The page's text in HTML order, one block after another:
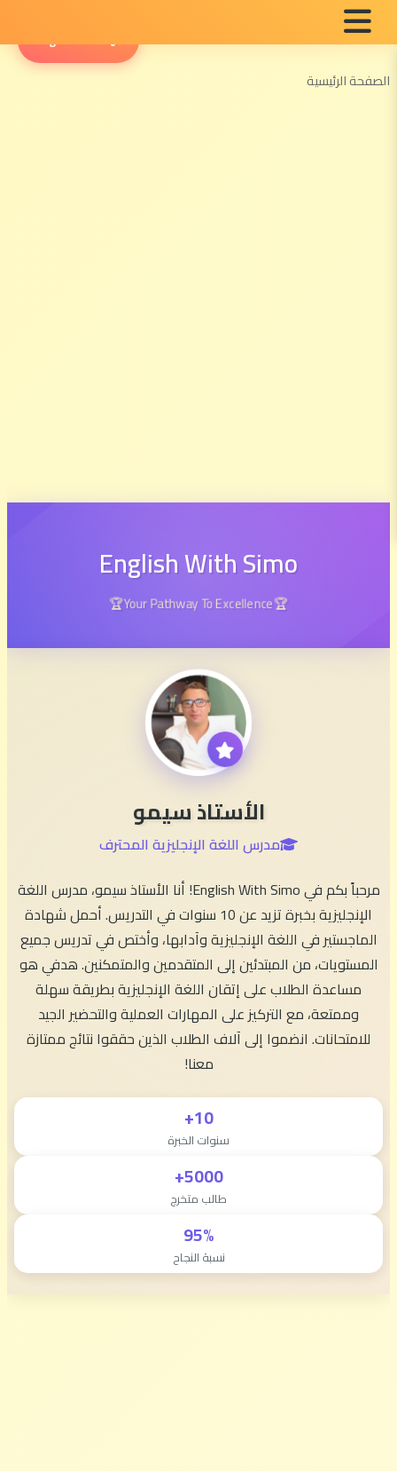
الصفحة الرئيسية
English Radio
English With Simo
🏆Your Pathway To Excellence🏆
الأستاذ سيمو
مدرس اللغة الإنجليزية المحترف
مرحباً بكم في English With Simo! أنا الأستاذ سيمو، مدرس اللغة
الإنجليزية بخبرة تزيد عن 10 سنوات في التدريس. أحمل شهادة
الماجستير في اللغة الإنجليزية وآدابها، وأختص في تدريس جميع
المستويات، من المبتدئين إلى المتقدمين والمتمكنين. هدفي هو
مساعدة الطلاب على إتقان اللغة الإنجليزية بطريقة سهلة
وممتعة، مع التركيز على المهارات العملية والتحضير الجيد
للامتحانات. انضموا إلى آلاف الطلاب الذين حققوا نتائج ممتازة
معنا!
10+
سنوات الخبرة
5000+
طالب متخرج
95%
نسبة النجاح